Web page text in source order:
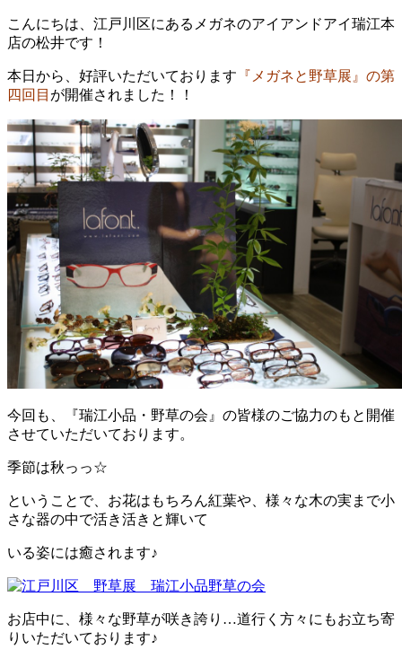
こんにちは、江戸川区にあるメガネのアイアンドアイ瑞江本
店の松井です！
本日から、好評いただいております 『メガネと野草展』の第
四回目 が開催されました！！
今回も、『瑞江小品・野草の会』の皆様のご協力のもと開催
させていただいております。
季節は秋っっ☆
ということで、お花はもちろん紅葉や、様々な木の実まで小
さな器の中で活き活きと輝いて
いる姿には癒されます♪
お店中に、様々な野草が咲き誇り…道行く方々にもお立ち寄
りいただいております♪